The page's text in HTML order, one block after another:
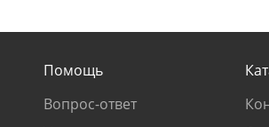
Помощь
Вопрос-ответ